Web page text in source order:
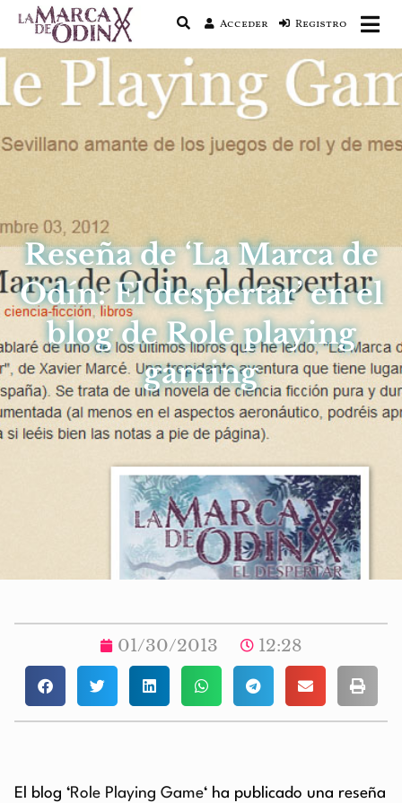
La Marca de Odín
La saga literaria transmedia que fusiona
actualidad con mitología nórdica y
ciencia ficción
Acceder Registro
Reseña de ‘La Marca de
Odín: El despertar’ en el
blog de Role playing
gaming
01/30/2013 12:28
El blog ‘Role Playing Game‘ ha publicado una reseña